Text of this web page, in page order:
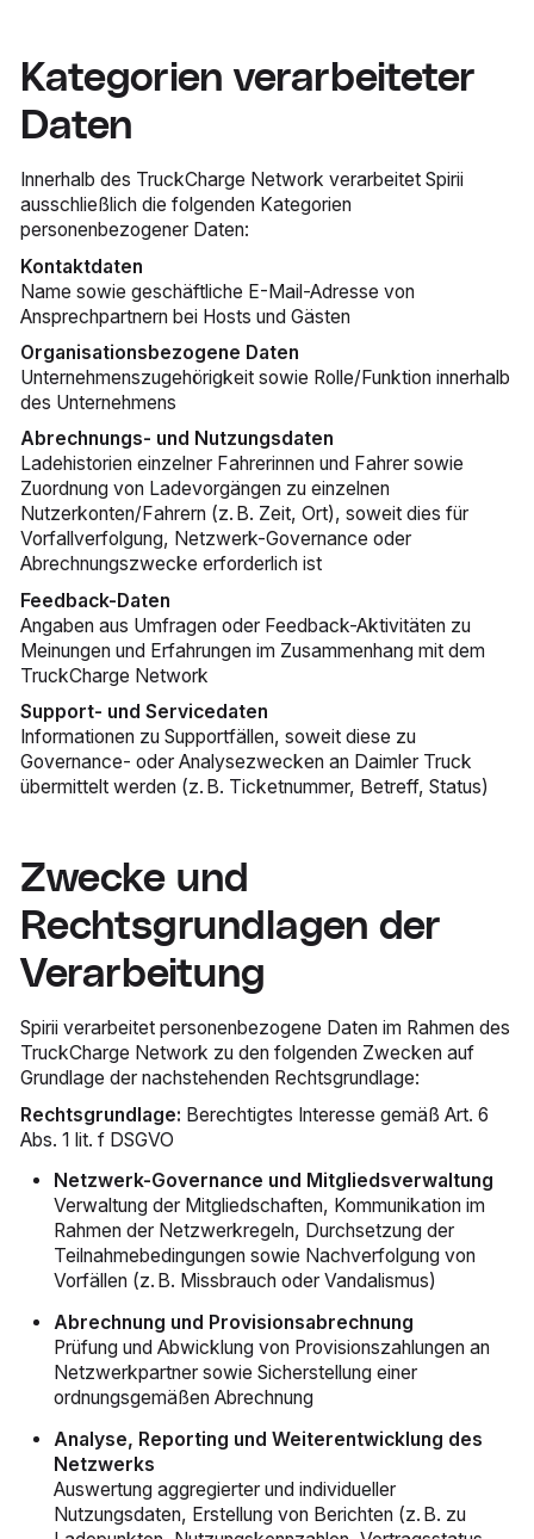
Kategorien verarbeiteter
Daten
Innerhalb des TruckCharge Network verarbeitet Spirii
ausschließlich die folgenden Kategorien
personenbezogener Daten:
Kontaktdaten
Name sowie geschäftliche E-Mail-Adresse von
Ansprechpartnern bei Hosts und Gästen
Organisationsbezogene Daten
Unternehmenszugehörigkeit sowie Rolle/Funktion innerhalb
des Unternehmens
Abrechnungs- und Nutzungsdaten
Ladehistorien einzelner Fahrerinnen und Fahrer sowie
Zuordnung von Ladevorgängen zu einzelnen
Nutzerkonten/Fahrern (z. B. Zeit, Ort), soweit dies für
Vorfallverfolgung, Netzwerk-Governance oder
Abrechnungszwecke erforderlich ist
Feedback-Daten
Angaben aus Umfragen oder Feedback-Aktivitäten zu
Meinungen und Erfahrungen im Zusammenhang mit dem
TruckCharge Network
Support- und Servicedaten
Informationen zu Supportfällen, soweit diese zu
Governance- oder Analysezwecken an Daimler Truck
übermittelt werden (z. B. Ticketnummer, Betreff, Status)
Zwecke und
Rechtsgrundlagen der
Verarbeitung
Spirii verarbeitet personenbezogene Daten im Rahmen des
TruckCharge Network zu den folgenden Zwecken auf
Grundlage der nachstehenden Rechtsgrundlage:
Rechtsgrundlage: Berechtigtes Interesse gemäß Art. 6
Abs. 1 lit. f DSGVO
Netzwerk-Governance und Mitgliedsverwaltung
Verwaltung der Mitgliedschaften, Kommunikation im
Rahmen der Netzwerkregeln, Durchsetzung der
Teilnahmebedingungen sowie Nachverfolgung von
Vorfällen (z. B. Missbrauch oder Vandalismus)
Abrechnung und Provisionsabrechnung
Prüfung und Abwicklung von Provisionszahlungen an
Netzwerkpartner sowie Sicherstellung einer
ordnungsgemäßen Abrechnung
Analyse, Reporting und Weiterentwicklung des
Netzwerks
Auswertung aggregierter und individueller
Nutzungsdaten, Erstellung von Berichten (z. B. zu